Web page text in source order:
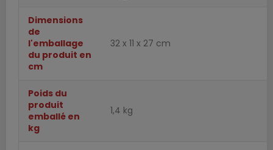
Dimensions
de
l'emballage
du produit en
cm
32 x 11 x 27 cm
Poids du
produit
emballé en
kg
1,4 kg